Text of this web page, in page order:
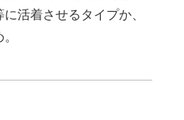
活着させるタイプか、